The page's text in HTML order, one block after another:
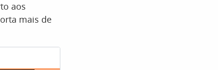
aos
mais de